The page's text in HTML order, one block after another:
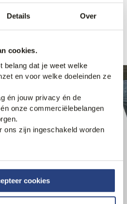
Details Over
cookies.
belang dat je weet welke
en voor welke doeleinden ze
én jouw privacy én de
onze commerciëlebelangen
ons zijn ingeschakeld worden
cookies